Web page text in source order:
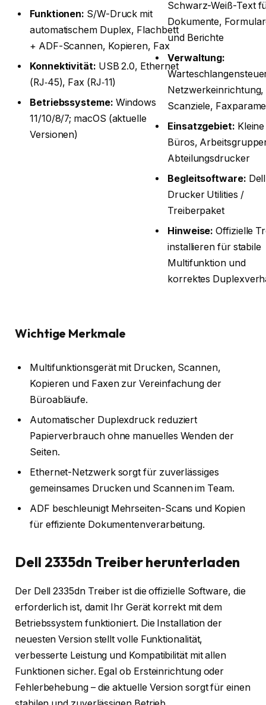
Funktionen: S/W-Druck mit
automatischem Duplex, Flachbett
+ ADF-Scannen, Kopieren, Fax
Konnektivität: USB 2.0, Ethernet
(RJ‑45), Fax (RJ‑11)
Betriebssysteme: Windows
11/10/8/7; macOS (aktuelle
Versionen)
Schwarz-Weiß-Text
Dokumente,
und Berichte
Verwaltung:
Netzwerkeinrichtung,
Scanziele,
Einsatzgebiet: Kleine
Büros,
Abteilungsdrucker
Begleitsoftware: Dell
Drucker Utilities /
Treiberpaket
Hinweise: Offizielle
installieren für stabile
Multifunktion und
korrektes
Wichtige Merkmale
Multifunktionsgerät mit Drucken, Scannen,
Kopieren und Faxen zur Vereinfachung der
Büroabläufe.
Automatischer Duplexdruck reduziert
Papierverbrauch ohne manuelles Wenden der
Seiten.
Ethernet-Netzwerk sorgt für zuverlässiges
gemeinsames Drucken und Scannen im Team.
ADF beschleunigt Mehrseiten-Scans und Kopien
für effiziente Dokumentenverarbeitung.
Dell 2335dn Treiber herunterladen
Der Dell 2335dn Treiber ist die offizielle Software, die
erforderlich ist, damit Ihr Gerät korrekt mit dem
Betriebssystem funktioniert. Die Installation der
neuesten Version stellt volle Funktionalität,
verbesserte Leistung und Kompatibilität mit allen
Funktionen sicher. Egal ob Ersteinrichtung oder
Fehlerbehebung – die aktuelle Version sorgt für einen